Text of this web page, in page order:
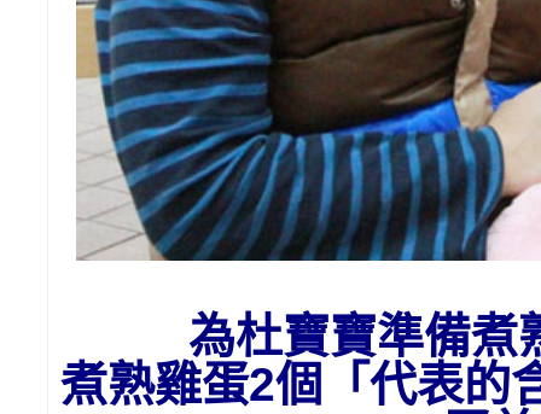
為杜寶寶準備煮
煮熟雞蛋2個「代表的